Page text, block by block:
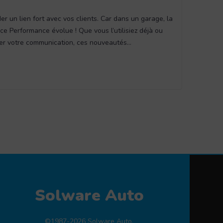
un lien fort avec vos clients. Car dans un garage, la
Performance évolue ! Que vous l’utilisiez déjà ou
votre communication, ces nouveautés…
Solware Auto